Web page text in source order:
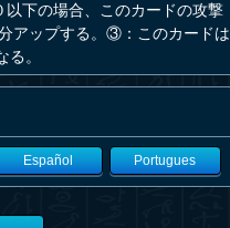
下の場合、このカードの攻撃
アップする。③：このカードは
。
Español Portugues